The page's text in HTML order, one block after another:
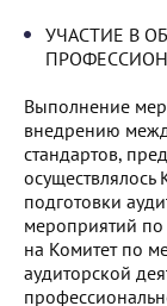
УЧАСТИЕ В
Выполнение
внедрению
стандартов,
подготовки
мероприятий
на Комитет по
аудиторской